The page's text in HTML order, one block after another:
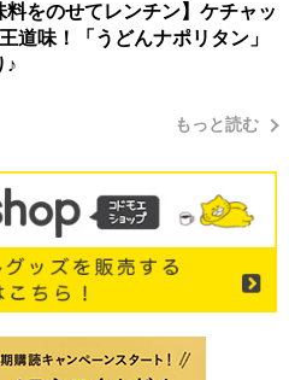
料をのせてレンチン】ケチャッ
道味！「うどんナポリタン」
♪
もっと読む